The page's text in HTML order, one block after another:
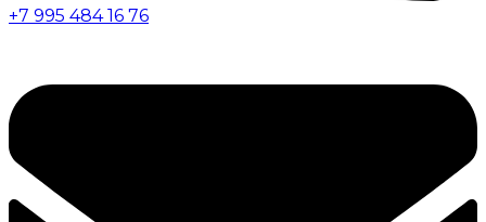
+7 995 484 16 76